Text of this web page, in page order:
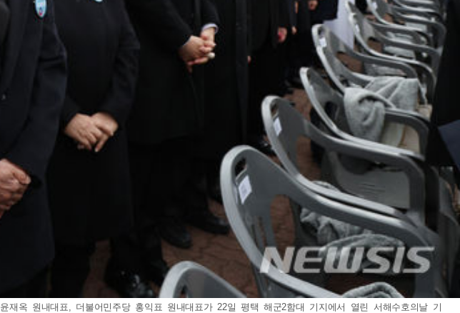
옥 원내대표, 더불어민주당 홍익표 원내대표가 22일 평택 해군2함대 기지에서 열린 서해수호의날 기